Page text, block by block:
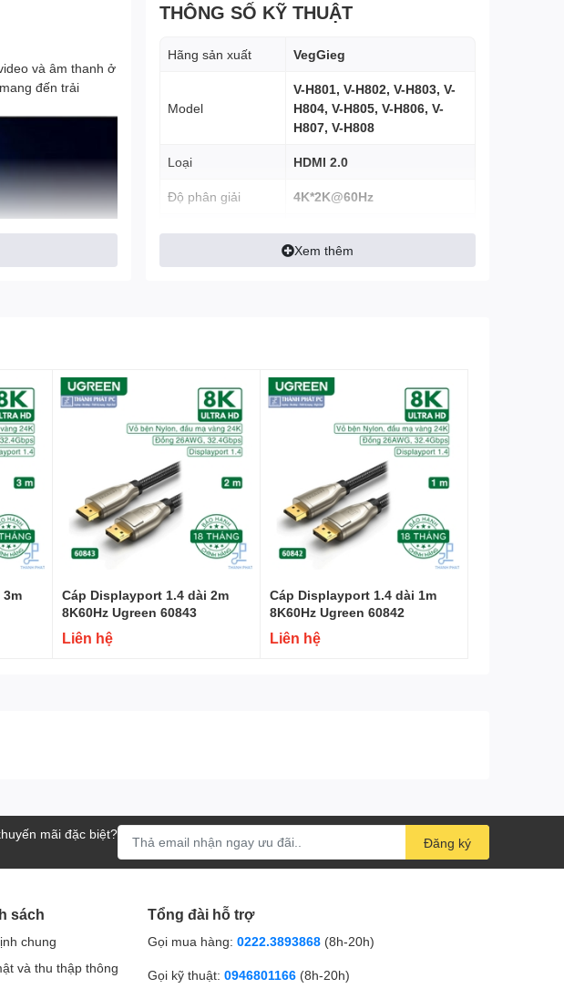
và âm thanh ở
đến trải
nay, lên tới
lắp đặt mà
tốt với các tác
THÔNG SỐ KỸ THUẬT
Hãng sản xuất VegGieg
Model
V-H801, V-H802, V-H803, V-
H804, V-H805, V-H806, V-
H807, V-H808
Loại HDMI 2.0
Độ phân giải 4K*2K@60Hz
Màu sắc Đen
Kết nối Chân cắm
Chất Liệu
Hợp kim, vỏ PVC, Sợi
quang
Đóng gói Cuộn đóng hộp
Xem thêm
Cáp Displayport 1.4 dài 2m
8K60Hz Ugreen 60843
Liên hệ
Cáp Displayport 1.4 dài 1m
8K60Hz Ugreen 60842
Liên hệ
mãi đặc biệt?
Đăng ký
sách
chung
và thu thập thông
Tổng đài hỗ trợ
Gọi mua hàng: 0222.3893868 (8h-20h)
Gọi kỹ thuật: 0946801166 (8h-20h)